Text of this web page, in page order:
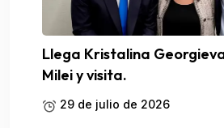
Llega Kristalina
Milei y visita.
29 de julio de 2026